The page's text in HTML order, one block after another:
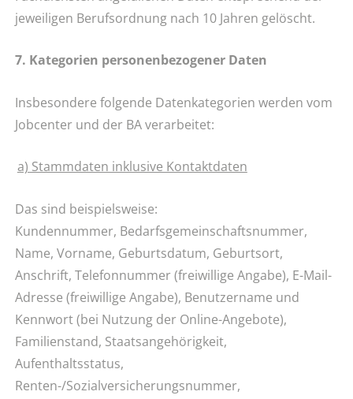
jeweiligen Berufsordnung nach 10 Jahren gelöscht.
7. Kategorien personenbezogener Daten
Insbesondere folgende Datenkategorien werden vom
Jobcenter und der BA verarbeitet:
a) Stammdaten inklusive Kontaktdaten
Das sind beispielsweise:
Kundennummer, Bedarfsgemeinschaftsnummer,
Name, Vorname, Geburtsdatum, Geburtsort,
Anschrift, Telefonnummer (freiwillige Angabe), E-Mail-
Adresse (freiwillige Angabe), Benutzername und
Kennwort (bei Nutzung der Online-Angebote),
Familienstand, Staatsangehörigkeit,
Aufenthaltsstatus,
Renten-/Sozialversicherungsnummer,